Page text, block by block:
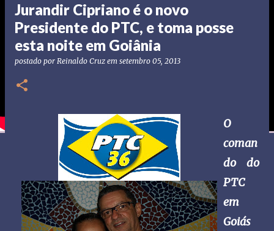
Jurandir Cipriano é o novo
Presidente do PTC, e toma posse
esta noite em Goiânia
postado por Reinaldo Cruz em setembro 05, 2013
O
coman
do do
PTC
em
Goiás